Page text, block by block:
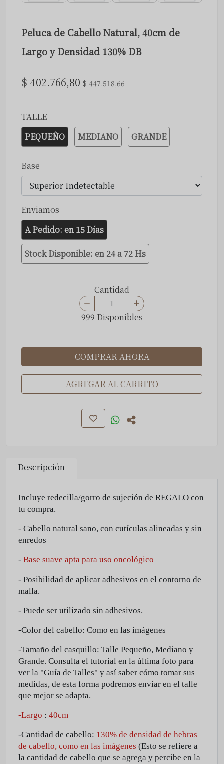
Peluca de Cabello Natural, 40cm de
Largo y Densidad 130% DB
$ 402.766,80 $ 447.518,66
TALLE
PEQUEÑO
MEDIANO GRANDE
Base
Enviamos
A Pedido: en 15 Días
Stock Disponible: en 24 a 72 Hs
Cantidad
999 Disponibles
COMPRAR AHORA
AGREGAR AL CARRITO
Descripción
Incluye redecilla/gorro de sujeción de REGALO con
tu compra.
- Cabello natural sano, con cutículas alineadas y sin
enredos
- Base suave apta para uso oncológico
- Posibilidad de aplicar adhesivos en el contorno de
malla.
- Puede ser utilizado sin adhesivos.
-Color del cabello: Como en las imágenes
-Tamaño del casquillo: Talle Pequeño, Mediano y
Grande. Consulta el tutorial en la última foto para
ver la "Guía de Talles" y así saber cómo tomar sus
medidas, de esta forma podremos enviar en el talle
que mejor se adapta.
-Largo : 40cm
-Cantidad de cabello: 130% de densidad de hebras
de cabello, como en las imágenes (Esto se refiere a
la cantidad de cabello que se agrega y percibe en la